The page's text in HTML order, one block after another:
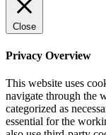
Close
Privacy Overview
This website uses
navigate through the
categorized as
essential for the